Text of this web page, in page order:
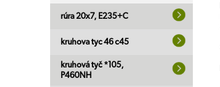
rúra 20x7, E235+C
kruhova tyc 46 c45
kruhová tyč *105,
P460NH